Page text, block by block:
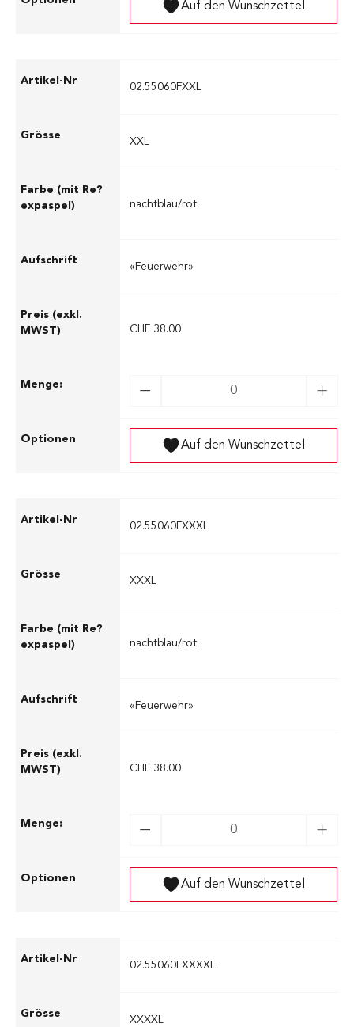
Auf den Wunschzettel
02.55060FXXL
XXL
nachtblau/rot
«Feuerwehr»
CHF 38.00
Auf den Wunschzettel
02.55060FXXXL
XXXL
nachtblau/rot
«Feuerwehr»
CHF 38.00
Auf den Wunschzettel
02.55060FXXXXL
XXXXL